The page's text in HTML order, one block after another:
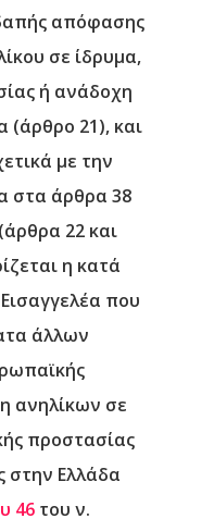
απόφασης
σε ίδρυμα,
ή ανάδοχη
(άρθρο 21), και
με την
στα άρθρα 38
(άρθρα 22 και
η κατά
που
άλλων
ανηλίκων σε
προστασίας
στην Ελλάδα
46 του ν.